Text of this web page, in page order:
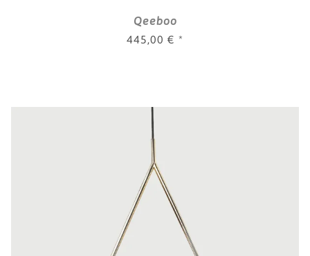
Qeeboo
445,00 € *